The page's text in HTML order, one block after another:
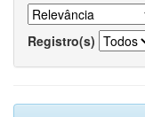
Registro(s)